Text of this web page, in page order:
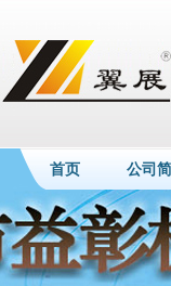
首页 公司